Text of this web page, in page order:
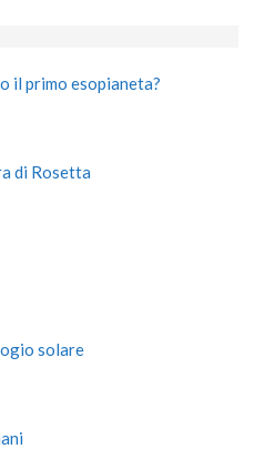
il primo esopianeta?
di Rosetta
solare